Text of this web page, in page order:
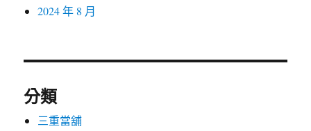
2024 年 8 月
分類
三重當舖